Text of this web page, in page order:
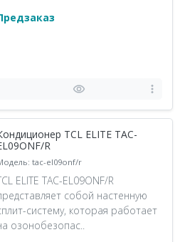
TCL ELITE TAC-
R
tac-el09onf/r
ELITE TAC-EL09ONF/R
собой настенную
систему, которая работает
озонобезопас..